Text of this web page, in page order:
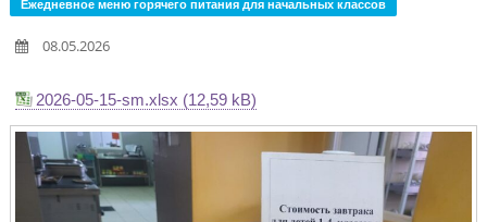
Ежедневное меню горячего питания для начальных классов
08.05.2026
2026-05-15-sm.xlsx